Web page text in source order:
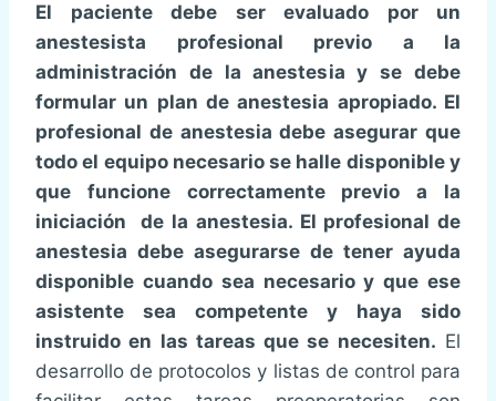
El paciente debe ser evaluado por un
anestesista profesional previo a la
administración de la anestesia y se debe
formular un plan de anestesia apropiado. El
profesional de anestesia debe asegurar que
todo el equipo necesario se halle disponible y
que funcione correctamente previo a la
iniciación de la anestesia. El profesional de
anestesia debe asegurarse de tener ayuda
disponible cuando sea necesario y que ese
asistente sea competente y haya sido
instruido en las tareas que se necesiten. El
desarrollo de protocolos y listas de control para